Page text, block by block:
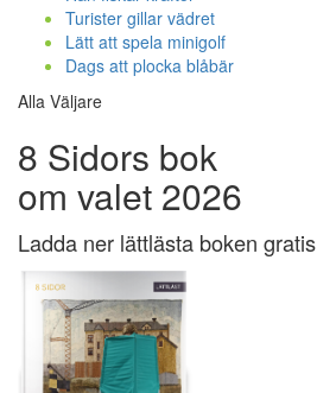
Turister gillar vädret
Lätt att spela minigolf
Dags att plocka blåbär
Alla Väljare
8 Sidors bok
om valet 2026
Ladda ner lättlästa boken gratis